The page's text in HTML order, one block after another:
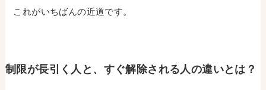
これがいちばんの近道です。
制限が長引く人と、すぐ解除される人の違いとは？